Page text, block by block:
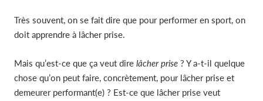
Très souvent, on se fait dire que pour performer en sport, on
doit apprendre à lâcher prise.
Mais qu’est-ce que ça veut dire lâcher prise ? Y a-t-il quelque
chose qu’on peut faire, concrètement, pour lâcher prise et
demeurer performant(e) ? Est-ce que lâcher prise veut